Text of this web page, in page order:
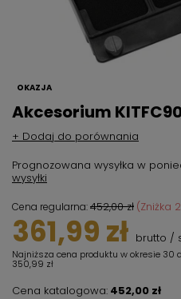
OKAZJA
Akcesorium
+ Dodaj do porównania
Prognozowana wysyłka w
wysyłki
Cena regularna:452,00 zł (Zniżka
361,99 zł brutto /
Najniższa cena produktu w okresie 30
350,99 zł
Cena katalogowa: 452,00 zł